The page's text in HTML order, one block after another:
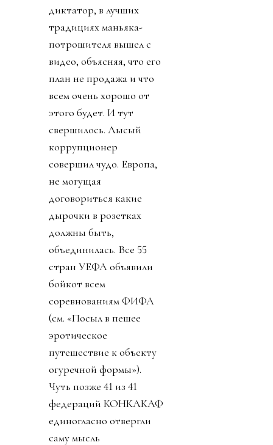
диктатор, в лучших
традициях маньяка-
потрошителя вышел с
видео, объясняя, что его
план не продажа и что
всем очень хорошо от
этого будет. И тут
свершилось. Лысый
коррупционер
совершил чудо. Европа,
не могущая
договориться какие
дырочки в розетках
должны быть,
объединилась. Все 55
стран УЕФА объявили
бойкот всем
соревнованиям ФИФА
(см. «Посыл в пешее
эротическое
путешествие к объекту
огуречной формы»).
Чуть позже 41 из 41
федераций КОНКАКАФ
единогласно отвергли
саму мысль